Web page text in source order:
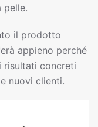
pelle.
il prodotto
appieno perché
risultati concreti
nuovi clienti.